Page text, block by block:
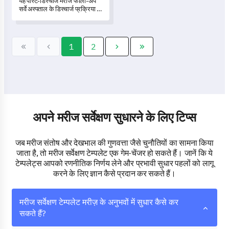
सर्वे अस्पताल के डिस्चार्ज प्रक्रिया में
1 2
अपने मरीज सर्वेक्षण सुधारने के लिए टिप्स
जब मरीज संतोष और देखभाल की गुणवत्ता जैसे चुनौतियों का सामना किया
जाता है, तो मरीज सर्वेक्षण टेम्पलेट एक गेम-चेंजर हो सकते हैं। जानें कि ये
टेम्पलेट्स आपको रणनीतिक निर्णय लेने और प्रभावी सुधार पहलों को लागू
करने के लिए ज्ञान कैसे प्रदान कर सकते हैं।
मरीज सर्वेक्षण टेम्पलेट मरीज़ के अनुभवों में सुधार कैसे कर
सकते हैं?